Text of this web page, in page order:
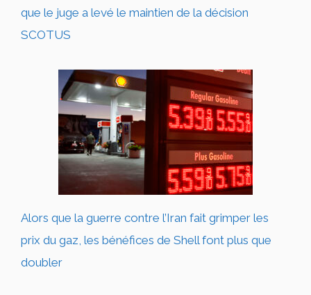
que le juge a levé le maintien de la décision
SCOTUS
Alors que la guerre contre l’Iran fait grimper les
prix du gaz, les bénéfices de Shell font plus que
doubler